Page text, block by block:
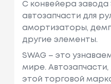
С конвейера завода
автозапчасти для
амортизаторы,
другие элементы.
SWAG – это
мире.
этой торговой